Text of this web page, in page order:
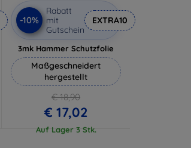
-10%
Rabatt
mit
Gutschein
EXTRA10
3mk Hammer Schutzfolie
Maßgeschneidert
hergestellt
€ 18,90
€ 17,02
Auf Lager 3 Stk.